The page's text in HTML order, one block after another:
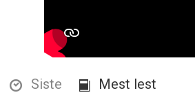
Siste Mest lest